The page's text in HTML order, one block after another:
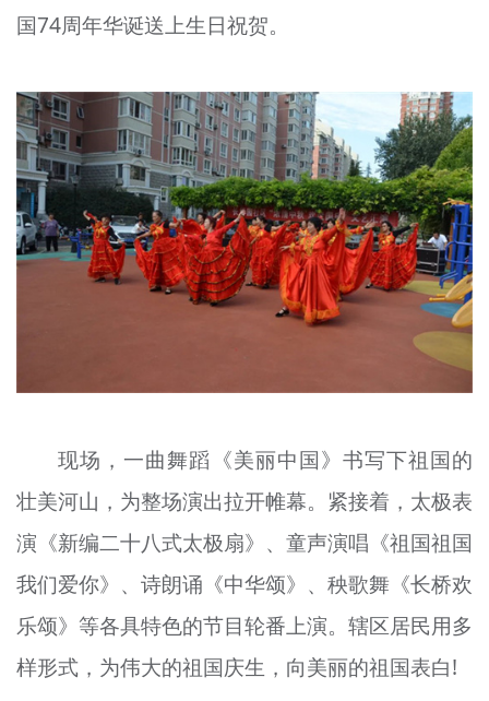
国74周年华诞送上生日祝贺。
现场，一曲舞蹈《美丽中国》书写下祖国的
壮美河山，为整场演出拉开帷幕。紧接着，太极表
演《新编二十八式太极扇》、童声演唱《祖国祖国
我们爱你》、诗朗诵《中华颂》、秧歌舞《长桥欢
乐颂》等各具特色的节目轮番上演。辖区居民用多
样形式，为伟大的祖国庆生，向美丽的祖国表白!